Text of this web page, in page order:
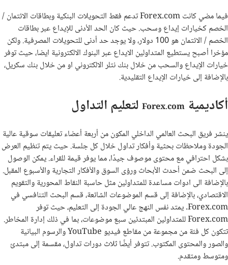
فيما مضي كانت Forex.com تدعم فقط التحويلات البنكية وبطاقات الائتمان /
الخصم كخيارات إيداع وسحب. حيث كان الحد الأدنى للإيداع عبر بطاقات
الخصم / الائتمان هو 100 دولار، ولا يوجد حد أدنى للتحويلات المصرفية. ولكن
مؤخرا أصبح يستطيع المتداولين الايداع عبر البنوك الالكترونية ايضا، حيث توفر
خيارات الإيداع والسحب من خلال بنك نتلر الالكتروني او من خلال بنك سكريل،
بالإضافة إلى خيارات الإيداع التقليدية.
أكاديمية Forex.com لتعليم التداول
ينشر فريق البحث العالمي الداخلي المكون من أربعة أعضاء تعليقات سوقية عالية
الجودة وملاحظات بحثية وأفكار تداول خلال كل جلسة. حيث يتم تنظيم العرض
بشكل احترافي مع محتوى موصوف جيدًا، مما يوفر قيمة للقراء. يمكن الوصول
إلى البحث ضمن أحدث الأبحاث ورؤى السوق والأفكار التجارية والأسبوع المقبل.
بالإضافة الى ادوات مساعدة للمتداولين مثل حاسبة النقاط المحورية والتقويم
الاقتصادي، بالإضافة إلى قسم الموضوعات الشائعة، قسم البحث التنافسي في
Forex.com. يمتد نفس النهج عالي الجودة إلى التعليم، حيث توفر
Forex.com للمتداولين المبتدئين سبع موضوعات، بما في ذلك إدارة المخاطر.
تتكون كل فئة من مجموعة من مقاطع فيديو YouTube والرسوم البيانية
والصور والمحتوى المكتوب. تتوفر أيضًا ثلاث دورات تداول، مقسمة إلى مبتدئ
ومتوسط ومتقدم.